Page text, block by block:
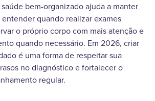
bem-organizado ajuda a manter
quando realizar exames
o próprio corpo com mais atenção e
quando necessário. Em 2026, criar
é uma forma de respeitar sua
no diagnóstico e fortalecer o
regular.